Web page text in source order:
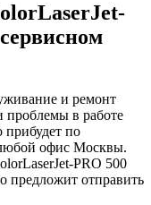
и ремонт
в работе
прибудет по
офис Москвы.
PRO 500
предложит отправить